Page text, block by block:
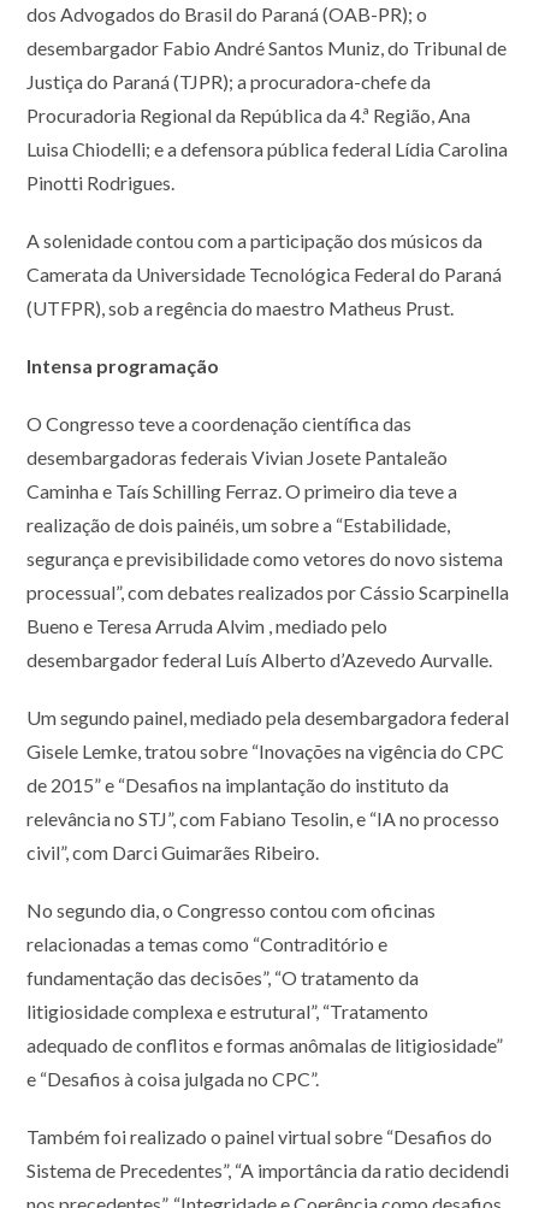
dos Advogados do Brasil do Paraná (OAB-PR); o
desembargador Fabio André Santos Muniz, do Tribunal de
Justiça do Paraná (TJPR); a procuradora-chefe da
Procuradoria Regional da República da 4.ª Região, Ana
Luisa Chiodelli; e a defensora pública federal Lídia Carolina
Pinotti Rodrigues.
A solenidade contou com a participação dos músicos da
Camerata da Universidade Tecnológica Federal do Paraná
(UTFPR), sob a regência do maestro Matheus Prust.
Intensa programação
O Congresso teve a coordenação científica das
desembargadoras federais Vivian Josete Pantaleão
Caminha e Taís Schilling Ferraz. O primeiro dia teve a
realização de dois painéis, um sobre a “Estabilidade,
segurança e previsibilidade como vetores do novo sistema
processual”, com debates realizados por Cássio Scarpinella
Bueno e Teresa Arruda Alvim , mediado pelo
desembargador federal Luís Alberto d’Azevedo Aurvalle.
Um segundo painel, mediado pela desembargadora federal
Gisele Lemke, tratou sobre “Inovações na vigência do CPC
de 2015” e “Desafios na implantação do instituto da
relevância no STJ”, com Fabiano Tesolin, e “IA no processo
civil”, com Darci Guimarães Ribeiro.
No segundo dia, o Congresso contou com oficinas
relacionadas a temas como “Contraditório e
fundamentação das decisões”, “O tratamento da
litigiosidade complexa e estrutural”, “Tratamento
adequado de conflitos e formas anômalas de litigiosidade”
e “Desafios à coisa julgada no CPC”.
Também foi realizado o painel virtual sobre “Desafios do
Sistema de Precedentes”, “A importância da ratio decidendi